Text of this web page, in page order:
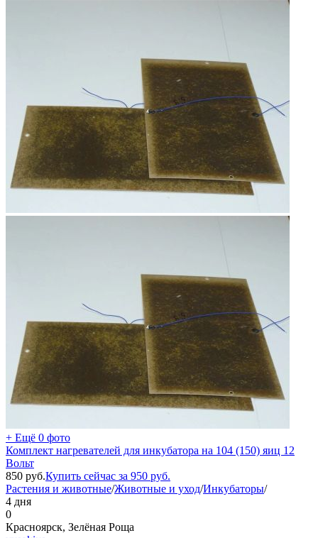
+ Ещё 0 фото
Комплект нагревателей для инкубатора на 104 (150) яиц 12
Вольт
850 руб.Купить сейчас за 950 руб.
Растения и животные/Животные и уход/Инкубаторы/
4 дня
0
Красноярск, Зелёная Роща